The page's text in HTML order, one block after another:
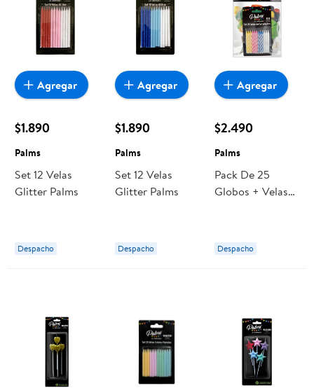
$1.890
Palms
Set 12 Velas
Glitter Palms
Despacho
Agregar
$1.890
Palms
Set 12 Velas
Glitter Palms
Despacho
Agregar
$2.490
Palms
Pack De 25
Globos + Velas
Despacho
Agregar